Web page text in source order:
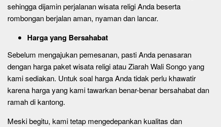
sehingga dijamin perjalanan wisata religi Anda beserta
rombongan berjalan aman, nyaman dan lancar.
Harga yang Bersahabat
Sebelum mengajukan pemesanan, pasti Anda penasaran
dengan harga paket wisata religi atau Ziarah Wali Songo yang
kami sediakan. Untuk soal harga Anda tidak perlu khawatir
karena harga yang kami tawarkan benar-benar bersahabat dan
ramah di kantong.
Meski begitu, kami tetap mengedepankan kualitas dan